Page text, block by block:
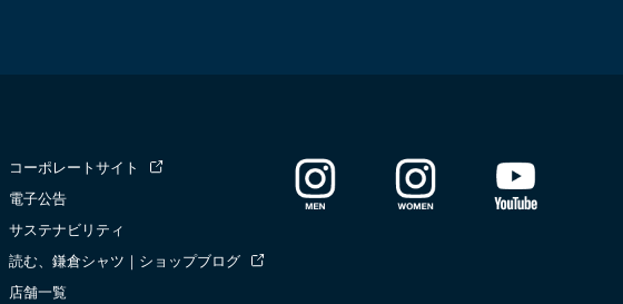
コーポレートサイト
電子公告
サステナビリティ
読む、鎌倉シャツ｜ショップブログ
店舗一覧